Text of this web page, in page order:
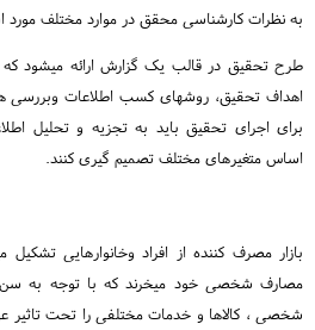
به نظرات کارشناسی محقق در موارد مختلف مورد
طرح تحقیق در قالب یک گزارش ارائه میشود
اهداف تحقیق، روشهای کسب اطلاعات وبررسی
برای اجرای تحقیق باید به تجزیه و تحلیل
اساس متغیرهای مختلف تصمیم گیری کنند.
بازار مصرف کننده از افراد وخانوارهایی
مصارف شخصی خود میخرند که با توجه به
شخصی ، کالاها و خدمات مختلفی را تحت تاثیر